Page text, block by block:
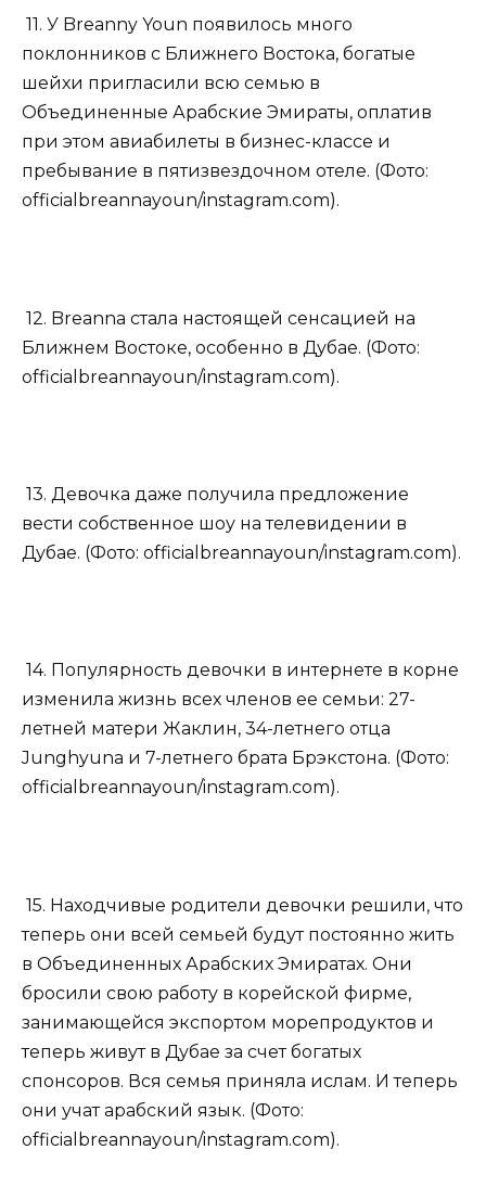
11. У Breanny Youn появилось много
поклонников с Ближнего Востока, богатые
шейхи пригласили всю семью в
Объединенные Арабские Эмираты, оплатив
при этом авиабилеты в бизнес-классе и
пребывание в пятизвездочном отеле. (Фото:
officialbreannayoun/instagram.com).
12. Breanna стала настоящей сенсацией на
Ближнем Востоке, особенно в Дубае. (Фото:
officialbreannayoun/instagram.com).
13. Девочка даже получила предложение
вести собственное шоу на телевидении в
Дубае. (Фото: officialbreannayoun/instagram.com).
14. Популярность девочки в интернете в корне
изменила жизнь всех членов ее семьи: 27-
летней матери Жаклин, 34-летнего отца
Junghyuna и 7-летнего брата Брэкстона. (Фото:
officialbreannayoun/instagram.com).
15. Находчивые родители девочки решили, что
теперь они всей семьей будут постоянно жить
в Объединенных Арабских Эмиратах. Они
бросили свою работу в корейской фирме,
занимающейся экспортом морепродуктов и
теперь живут в Дубае за счет богатых
спонсоров. Вся семья приняла ислам. И теперь
они учат арабский язык. (Фото:
officialbreannayoun/instagram.com).